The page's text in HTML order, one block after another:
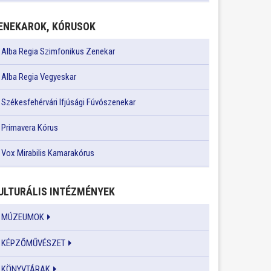
KÓRUSOK
Alba Regia Szimfonikus Zenekar
Alba Regia Vegyeskar
Székesfehérvári Ifjúsági Fúvószenekar
Primavera Kórus
Vox Mirabilis Kamarakórus
INTÉZMÉNYEK
MÚZEUMOK
KÉPZŐMŰVÉSZET